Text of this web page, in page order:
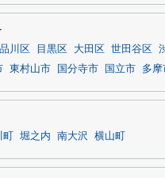
品川区 目黒区 大田区 世田谷区
東村山市 国分寺市 国立市 多摩
堀之内 南大沢 横山町